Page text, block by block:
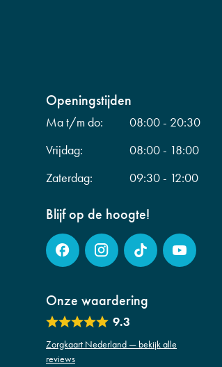
Openingstijden
Ma t/m do:
08:00 - 20:30
Vrijdag:
08:00 - 18:00
Zaterdag:
09:30 - 12:00
Blijf op de hoogte!
Onze waardering
9.3
Zorgkaart Nederland — bekijk alle
reviews